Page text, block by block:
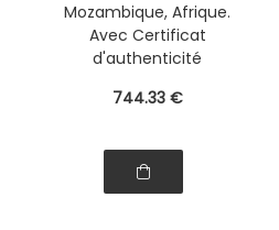
Mozambique, Afrique.
Avec Certificat
d'authenticité
744.33 €